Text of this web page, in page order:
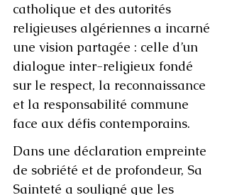
catholique et des autorités
religieuses algériennes a incarné
une vision partagée : celle d’un
dialogue inter-religieux fondé
sur le respect, la reconnaissance
et la responsabilité commune
face aux défis contemporains.
Dans une déclaration empreinte
de sobriété et de profondeur, Sa
Sainteté a souligné que les